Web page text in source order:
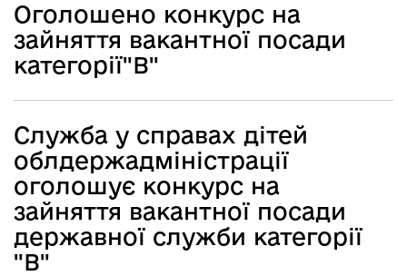
Оголошено конкурс на
зайняття вакантної посади
категорії"В"
Служба у справах дітей
облдержадміністрації
оголошує конкурс на
зайняття вакантної посади
державної служби категорії
"В"